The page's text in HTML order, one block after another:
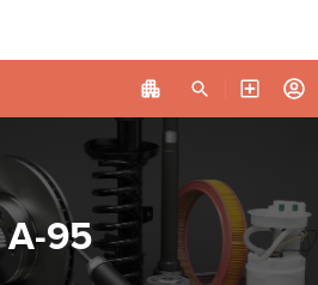
А-95